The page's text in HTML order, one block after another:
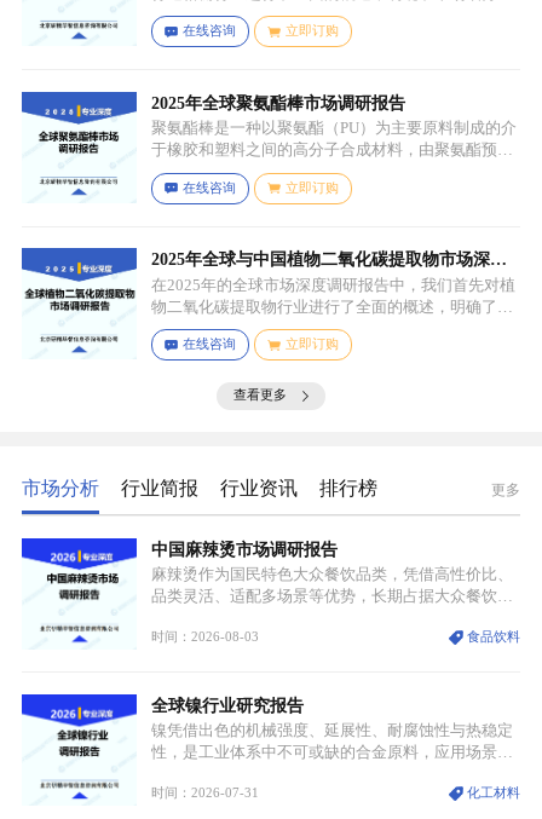
应用场景。通过对细分产品的定义与特点进行深入分
析，我们揭示了关键应用场景及其客群洞察。
在线咨询 立即订购
2025年全球聚氨酯棒市场调研报告
聚氨酯棒是一种以聚氨酯（PU）为主要原料制成的介
于橡胶和塑料之间的高分子合成材料，由聚氨酯预聚
体、扩链剂、低分子量多元醇、助剂等组成，其中，
预聚体是基础原料，决定了聚氨酯棒的基本性能，扩
如增塑剂、填充剂、着色剂、抗氧剂、光稳定剂、阻
燃剂等，可改善材料的加工性能、物理性能和化学性
能等。
在线咨询 立即订购
2025年全球与中国植物二氧化碳提取物市场深度
调研报告：行业趋势与投资前景分析
在2025年的全球市场深度调研报告中，我们首先对植
物二氧化碳提取物行业进行了全面的概述，明确了市
场细分与应用场景。通过对细分产品的定义与特点进
行深入分析，我们揭示了关键应用场景及其客群洞
在线咨询 立即订购
查看更多
市场分析 行业简报 行业资讯 排行榜 更多
中国麻辣烫市场调研报告
麻辣烫作为国民特色大众餐饮品类，凭借高性价比、
品类灵活、适配多场景等优势，长期占据大众餐饮重
型，叠加消费需求升级、线上流量变革、新零售业态
特点，在消费、创业、政策、技术多重驱动下，依旧
具备强劲的发展活力。
时间：2026-08-03 食品饮料
全球镍行业研究报告
镍凭借出色的机械强度、延展性、耐腐蚀性与热稳定
性，是工业体系中不可或缺的合金原料，应用场景横
用价值难以被替代。依托理化优势，镍被全球主要经
时间：2026-07-31 化工材料